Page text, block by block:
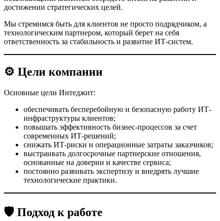
достижении стратегических целей.
Мы стремимся быть для клиентов не просто подрядчиком, а
технологическим партнером, который берет на себя
ответственность за стабильность и развитие ИТ-систем.
⚙️ Цели компании
Основные цели Интеджит:
обеспечивать бесперебойную и безопасную работу ИТ-
инфраструктуры клиентов;
повышать эффективность бизнес-процессов за счет
современных ИТ-решений;
снижать ИТ-риски и операционные затраты заказчиков;
выстраивать долгосрочные партнерские отношения,
основанные на доверии и качестве сервиса;
постоянно развивать экспертизу и внедрять лучшие
технологические практики.
🛡 Подход к работе